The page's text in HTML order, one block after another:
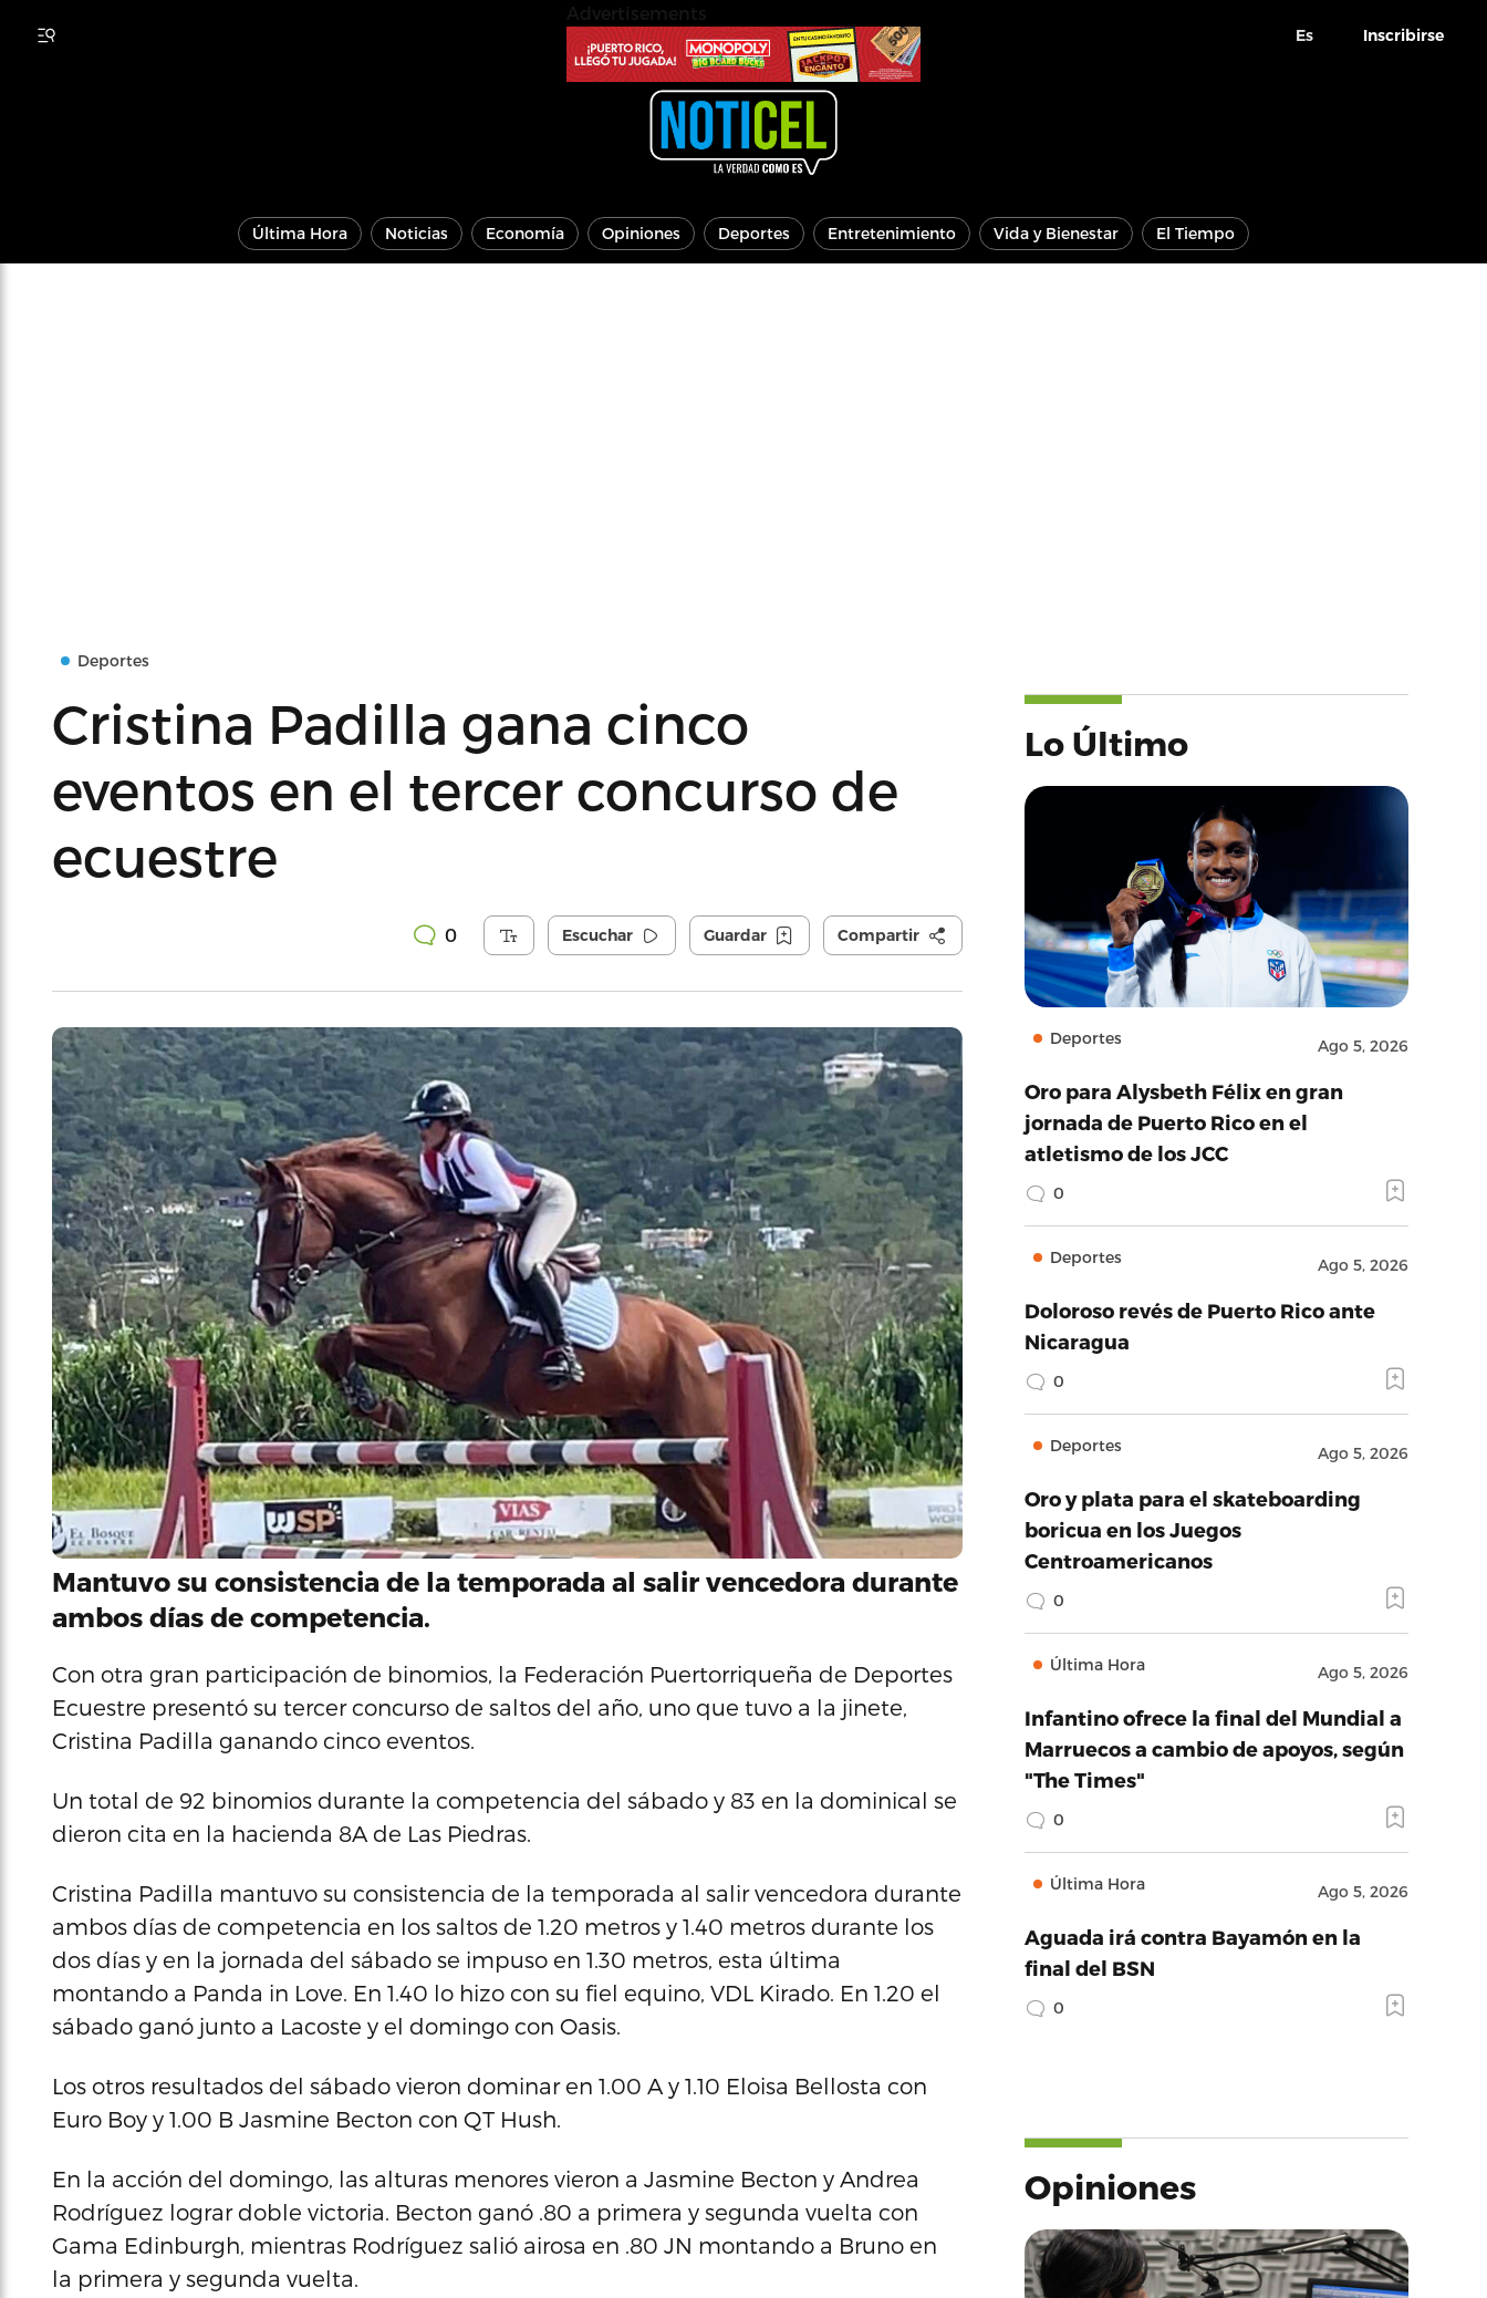
Es Inscribirse
Última Hora Noticias Economía Opiniones Deportes Entretenimiento Vida y Bienestar El Tiempo
Deportes
Cristina Padilla gana cinco
eventos en el tercer concurso de
ecuestre
0 Escuchar Guardar Compartir
Mantuvo su consistencia de la temporada al salir vencedora durante
ambos días de competencia.
Con otra gran participación de binomios, la Federación Puertorriqueña de Deportes
Ecuestre presentó su tercer concurso de saltos del año, uno que tuvo a la jinete,
Cristina Padilla ganando cinco eventos.
Un total de 92 binomios durante la competencia del sábado y 83 en la dominical se
dieron cita en la hacienda 8A de Las Piedras.
Cristina Padilla mantuvo su consistencia de la temporada al salir vencedora durante
ambos días de competencia en los saltos de 1.20 metros y 1.40 metros durante los
dos días y en la jornada del sábado se impuso en 1.30 metros, esta última
montando a Panda in Love. En 1.40 lo hizo con su fiel equino, VDL Kirado. En 1.20 el
sábado ganó junto a Lacoste y el domingo con Oasis.
Los otros resultados del sábado vieron dominar en 1.00 A y 1.10 Eloisa Bellosta con
Euro Boy y 1.00 B Jasmine Becton con QT Hush.
En la acción del domingo, las alturas menores vieron a Jasmine Becton y Andrea
Rodríguez lograr doble victoria. Becton ganó .80 a primera y segunda vuelta con
Gama Edinburgh, mientras Rodríguez salió airosa en .80 JN montando a Bruno en
la primera y segunda vuelta.
Lo Último
Deportes Ago 5, 2026
Oro para Alysbeth Félix en gran
jornada de Puerto Rico en el
atletismo de los JCC
0
Deportes Ago 5, 2026
Doloroso revés de Puerto Rico ante
Nicaragua
0
Deportes Ago 5, 2026
Oro y plata para el skateboarding
boricua en los Juegos
Centroamericanos
0
Última Hora Ago 5, 2026
Infantino ofrece la final del Mundial a
Marruecos a cambio de apoyos, según
"The Times"
0
Última Hora Ago 5, 2026
Aguada irá contra Bayamón en la
final del BSN
0
Opiniones